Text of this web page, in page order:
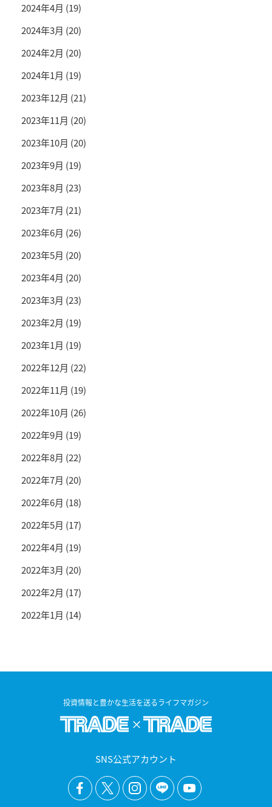
2024年4月 (19)
2024年3月 (20)
2024年2月 (20)
2024年1月 (19)
2023年12月 (21)
2023年11月 (20)
2023年10月 (20)
2023年9月 (19)
2023年8月 (23)
2023年7月 (21)
2023年6月 (26)
2023年5月 (20)
2023年4月 (20)
2023年3月 (23)
2023年2月 (19)
2023年1月 (19)
2022年12月 (22)
2022年11月 (19)
2022年10月 (26)
2022年9月 (19)
2022年8月 (22)
2022年7月 (20)
2022年6月 (18)
2022年5月 (17)
2022年4月 (19)
2022年3月 (20)
2022年2月 (17)
2022年1月 (14)
投資情報と豊かな生活を送るライフマガジン
SNS公式アカウント